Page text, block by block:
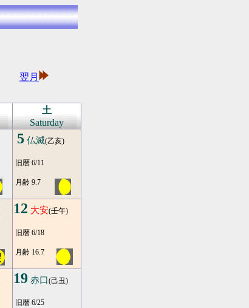
翌月
土
Saturday
5 仏滅(乙亥)
旧暦 6/11
月齢 9.7
12 大安(壬午)
旧暦 6/18
月齢 16.7
19 赤口(己丑)
旧暦 6/25